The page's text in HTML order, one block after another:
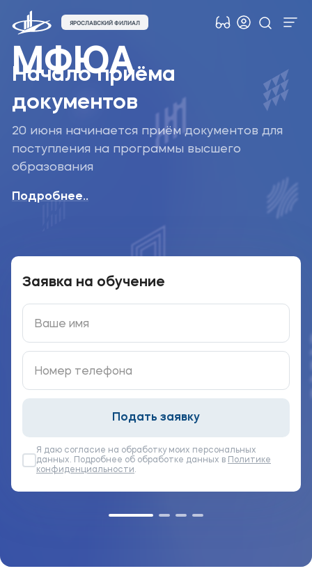
МФЮА
ЯРОСЛАВСКИЙ ФИЛИАЛ
Об университете
Лицензии и документы
Сведения об образовательной организации
Абитуриенту
Музейно-выставочный центр МФЮА
Наука
Противодействие терроризму и экстремизму
Студентам
Карьера
Институт дополнительного образования
Среднее профессиональное образование
Высшее образование
Начало приёма
документов
20 июня начинается приём документов для
поступления на программы высшего
образования
Подробнее..
Заявка на обучение
Подать заявку
Я даю согласие на обработку моих персональных
данных. Подробнее об обработке данных в
Политике
конфиденциальности.